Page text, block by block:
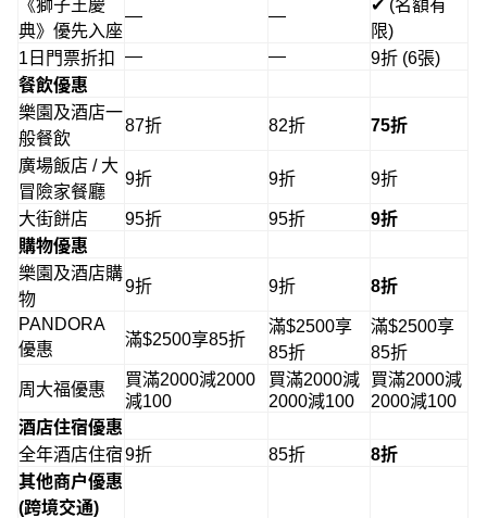
《獅子王慶
典》優先入座
— —
✔ (名額有
限)
1日門票折扣
— —
9折 (6張)
餐飲優惠
樂園及酒店一
般餐飲
87折 82折 75折
廣場飯店 / 大
冒險家餐廳
9折 9折 9折
大街餅店 95折 95折
9折
購物優惠
樂園及酒店購
物
9折 9折 8折
PANDORA
優惠
滿$2500享85折
滿$2500享
85折
滿$2500享
85折
周大福優惠
買滿2000減2000
減100
買滿2000減
2000減100
買滿2000減
2000減100
酒店住宿優惠
全年酒店住宿9折 85折
8折
其他商戶優惠
(跨境交通)